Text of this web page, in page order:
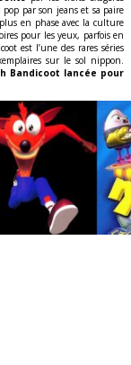
par son jeans et sa paire
en phase avec la culture
pour les yeux, parfois en
est l’une des rares séries
sur le sol nippon.
Bandicoot lancée pour